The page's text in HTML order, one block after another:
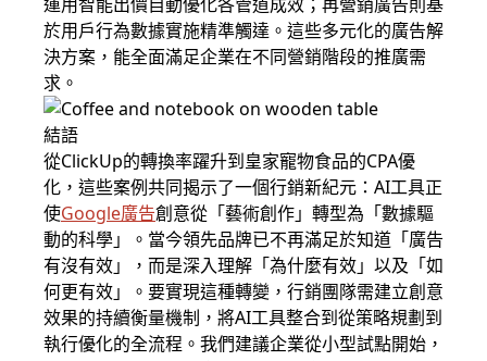
於用戶行為數據實施精準觸達。這些多元化的廣告解
決方案，能全面滿足企業在不同營銷階段的推廣需
求。
結語
從ClickUp的轉換率躍升到皇家寵物食品的CPA優
化，這些案例共同揭示了一個行銷新紀元：AI工具正
使Google廣告創意從「藝術創作」轉型為「數據驅
動的科學」。當今領先品牌已不再滿足於知道「廣告
有沒有效」，而是深入理解「為什麼有效」以及「如
何更有效」。要實現這種轉變，行銷團隊需建立創意
效果的持續衡量機制，將AI工具整合到從策略規劃到
執行優化的全流程。我們建議企業從小型試點開始，